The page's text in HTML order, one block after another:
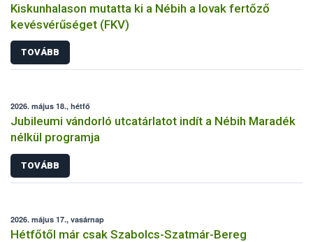
Kiskunhalason mutatta ki a Nébih a lovak fertőző
kevésvérűséget (FKV)
TOVÁBB
2026. május 18., hétfő
Jubileumi vándorló utcatárlatot indít a Nébih Maradék
nélkül programja
TOVÁBB
2026. május 17., vasárnap
Hétfőtől már csak Szabolcs-Szatmár-Bereg